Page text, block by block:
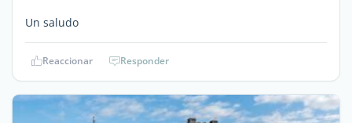
Un saludo
Reaccionar Responder